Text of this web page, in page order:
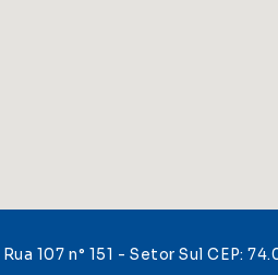
Rua 107 n° 151 - Setor Sul CEP: